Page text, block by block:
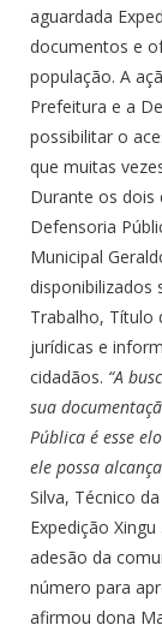
aguardada
documentos e
população. A
Prefeitura e a
possibilitar o
que muitas
Durante os dois
Defensoria
Municipal
disponibilizados
Trabalho, Título
jurídicas e
cidadãos. “A
sua
Pública é esse
ele possa
Silva, Técnico
Expedição
adesão da
número para
afirmou dona